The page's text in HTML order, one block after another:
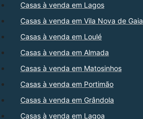
Casas à venda em Lagos
Casas à venda em Vila Nova de Gaia
Casas à venda em Loulé
Casas à venda em Almada
Casas à venda em Matosinhos
Casas à venda em Portimão
Casas à venda em Grândola
Casas à venda em Lagoa